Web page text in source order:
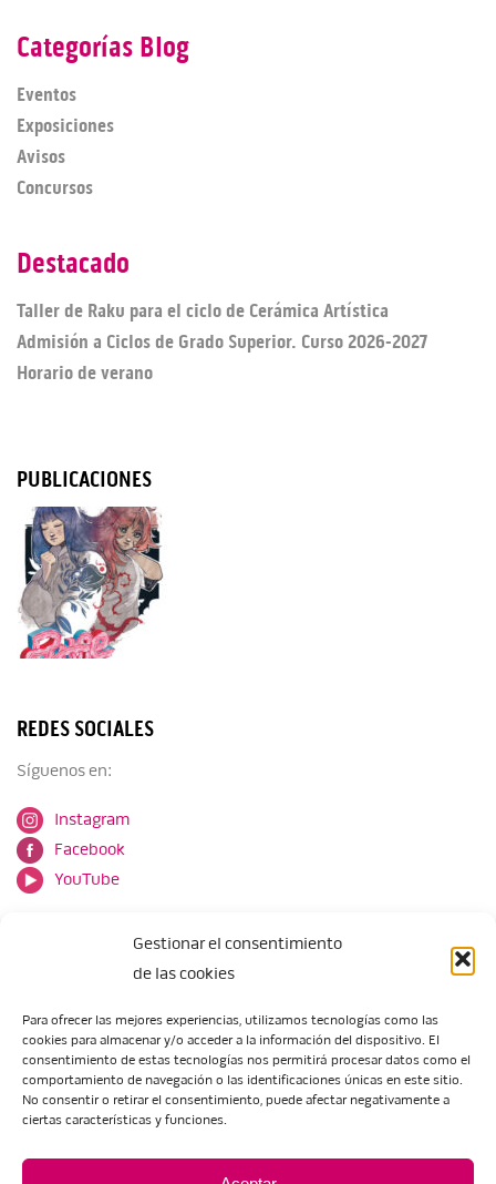
Gestionar el consentimiento
de las cookies
Para ofrecer las mejores experiencias, utilizamos tecnologías como las
cookies para almacenar y/o acceder a la información del dispositivo. El
consentimiento de estas tecnologías nos permitirá procesar datos como el
comportamiento de navegación o las identificaciones únicas en este sitio.
No consentir o retirar el consentimiento, puede afectar negativamente a
ciertas características y funciones.
Categorías Blog
Eventos
Exposiciones
Avisos
Concursos
Destacado
Taller de Raku para el ciclo de Cerámica Artística
Admisión a Ciclos de Grado Superior. Curso 2026-2027
Horario de verano
PUBLICACIONES
REDES SOCIALES
Síguenos en:
Instagram
Facebook
YouTube
Escuela de Arte de Zaragoza
María Zambrano, 5
50018 Zaragoza
eartezaragoza@educa.aragon.es